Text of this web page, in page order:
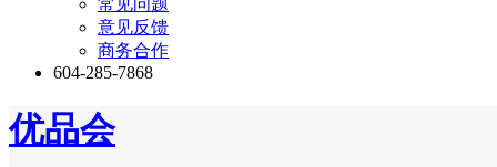
常见问题
意见反馈
商务合作
604-285-7868
优品会